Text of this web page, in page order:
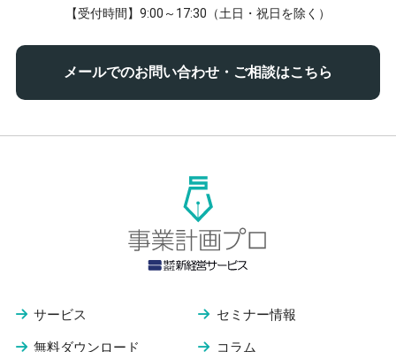
【受付時間】9:00～17:30（土日・祝日を除く）
メールでのお問い合わせ・ご相談はこちら
サービス セミナー情報
無料ダウンロード コラム